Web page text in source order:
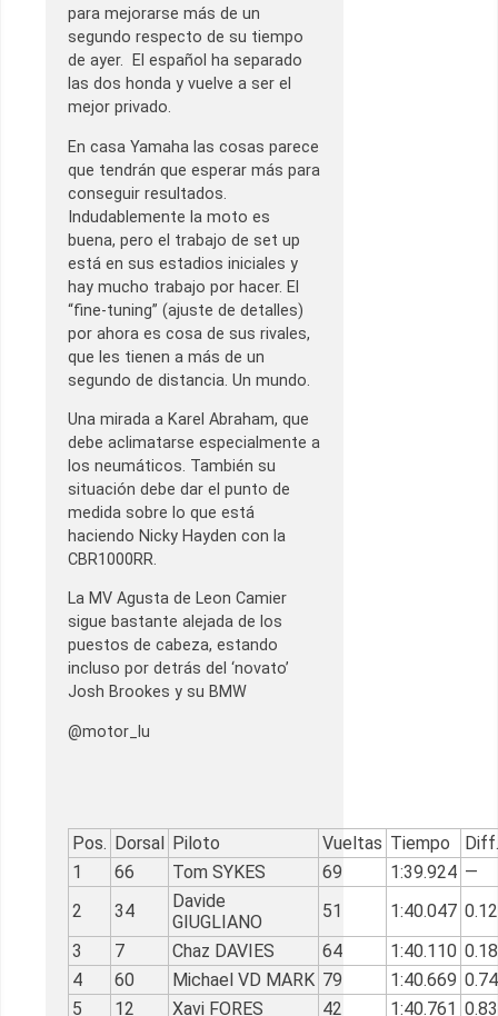
para mejorarse más de un
segundo respecto de su tiempo
de ayer. El español ha separado
las dos honda y vuelve a ser el
mejor privado.
En casa Yamaha las cosas parece
que tendrán que esperar más para
conseguir resultados.
Indudablemente la moto es
buena, pero el trabajo de set up
está en sus estadios iniciales y
hay mucho trabajo por hacer. El
“fine-tuning” (ajuste de detalles)
por ahora es cosa de sus rivales,
que les tienen a más de un
segundo de distancia. Un mundo.
Una mirada a Karel Abraham, que
debe aclimatarse especialmente a
los neumáticos. También su
situación debe dar el punto de
medida sobre lo que está
haciendo Nicky Hayden con la
CBR1000RR.
La MV Agusta de Leon Camier
sigue bastante alejada de los
puestos de cabeza, estando
incluso por detrás del ‘novato’
Josh Brookes y su BMW
@motor_lu
Pos. Dorsal Piloto Vueltas Tiempo
Diff.
1
66 Tom SYKES 69 1:39.924 —
2
34
Davide
GIUGLIANO
51 1:40.047
3
7 Chaz DAVIES 64 1:40.110
4
60 Michael VD MARK 79 1:40.669
5
12 Xavi FORES 42 1:40.761